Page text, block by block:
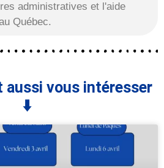
administratives et l'aide
Québec.
aussi vous intéresser
⬇️